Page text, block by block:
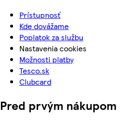
Prístupnosť
Kde dovážame
Poplatok za službu
Nastavenia cookies
Možnosti platby
Tesco.sk
Clubcard
Pred prvým nákupom